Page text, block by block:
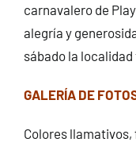
carnavalero de
alegría y
sábado la
GALERÍA DE
Colores